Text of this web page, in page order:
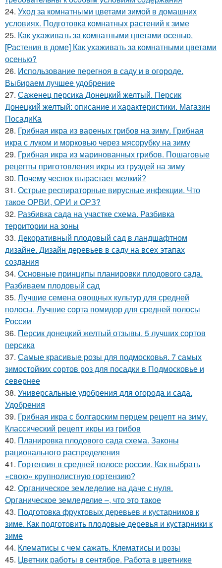
24. Уход за комнатными цветами зимой в домашних
условиях. Подготовка комнатных растений к зиме
25. Как ухаживать за комнатными цветами осенью.
[Растения в доме] Как ухаживать за комнатными цветами
осенью?
26. Использование перегноя в саду и в огороде.
Выбираем лучшее удобрение
27. Саженец персика Донецкий желтый. Персик
Донецкий желтый: описание и характеристики. Магазин
ПосадиКа
28. Грибная икра из вареных грибов на зиму. Грибная
икра с луком и морковью через мясорубку на зиму
29. Грибная икра из маринованных грибов. Пошаговые
рецепты приготовления икры из груздей на зиму
30. Почему чеснок вырастает мелкий?
31. Острые респираторные вирусные инфекции. Что
такое ОРВИ, ОРИ и ОРЗ?
32. Разбивка сада на участке схема. Разбивка
территории на зоны
33. Декоративный плодовый сад в ландшафтном
дизайне. Дизайн деревьев в саду на всех этапах
создания
34. Основные принципы планировки плодового сада.
Разбиваем плодовый сад
35. Лучшие семена овощных культур для средней
полосы. Лучшие сорта помидор для средней полосы
России
36. Персик донецкий желтый отзывы. 5 лучших сортов
персика
37. Самые красивые розы для подмосковья. 7 самых
зимостойких сортов роз для посадки в Подмосковье и
севернее
38. Универсальные удобрения для огорода и сада.
Удобрения
39. Грибная икра с болгарским перцем рецепт на зиму.
Классический рецепт икры из грибов
40. Планировка плодового сада схема. Законы
рационального распределения
41. Гортензия в средней полосе россии. Как выбрать
«свою» крупнолистную гортензию?
42. Органическое земледелие на даче с нуля.
Органическое земледелие –, что это такое
43. Подготовка фруктовых деревьев и кустарников к
зиме. Как подготовить плодовые деревья и кустарники к
зиме
44. Клематисы с чем сажать. Клематисы и розы
45. Цветник работы в сентябре. Работа в цветнике